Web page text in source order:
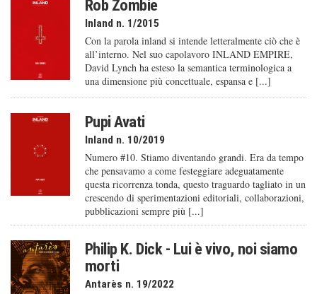
Rob Zombie
Inland n. 1/2015
Con la parola inland si intende letteralmente ciò che è
all’interno. Nel suo capolavoro INLAND EMPIRE,
David Lynch ha esteso la semantica terminologica a
una dimensione più concettuale, espansa e [...]
Pupi Avati
Inland n. 10/2019
Numero #10. Stiamo diventando grandi. Era da tempo
che pensavamo a come festeggiare adeguatamente
questa ricorrenza tonda, questo traguardo tagliato in un
crescendo di sperimentazioni editoriali, collaborazioni,
pubblicazioni sempre più [...]
Philip K. Dick - Lui è vivo, noi siamo
morti
Antarès n. 19/2022